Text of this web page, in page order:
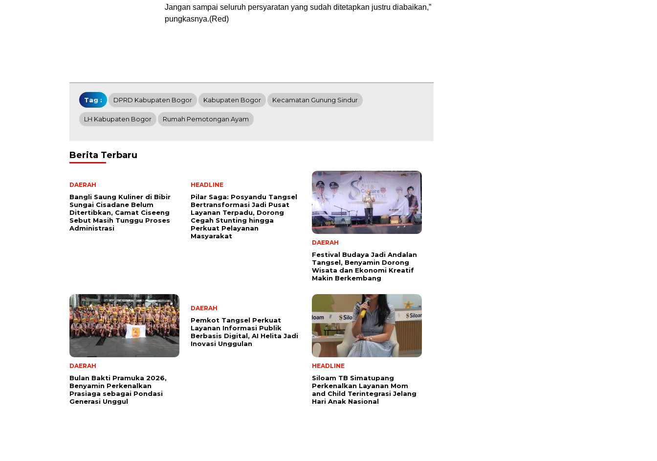
Jangan sampai seluruh persyaratan yang sudah ditetapkan justru diabaikan,”
pungkasnya.(Red)
Tag : DPRD Kabupaten Bogor Kabupaten Bogor Kecamatan Gunung Sindur
LH Kabupaten Bogor Rumah Pemotongan Ayam
Berita Terbaru
DAERAH
Bangli Saung Kuliner di Bibir
Sungai Cisadane Belum
Ditertibkan, Camat Ciseeng
Sebut Masih Tunggu Proses
Administrasi
HEADLINE
Pilar Saga: Posyandu Tangsel
Bertransformasi Jadi Pusat
Layanan Terpadu, Dorong
Cegah Stunting hingga
Perkuat Pelayanan
Masyarakat
DAERAH
Festival Budaya Jadi Andalan
Tangsel, Benyamin Dorong
Wisata dan Ekonomi Kreatif
Makin Berkembang
DAERAH
Bulan Bakti Pramuka 2026,
Benyamin Perkenalkan
Prasiaga sebagai Pondasi
Generasi Unggul
DAERAH
Pemkot Tangsel Perkuat
Layanan Informasi Publik
Berbasis Digital, AI Helita Jadi
Inovasi Unggulan
HEADLINE
Siloam TB Simatupang
Perkenalkan Layanan Mom
and Child Terintegrasi Jelang
Hari Anak Nasional